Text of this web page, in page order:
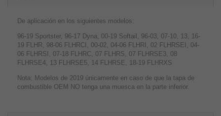
De aplicación en los siguientes modelos:
96-19 Sportster, 96-17 Dyna, 00-19 Softail, 96-03, 07-10, 13, 16-
19 FLHR, 98-06 FLHRCI, 00-02, 04-06 FLHRI, 02 FLHRSEI, 04-
06 FLHRSI, 07-18 FLHRC, 07 FLHRS, 07 FLHRSE3, 08
FLHRSE4, 13 FLHRSE5, 14 FLHRSE, 18-19 FLHRXS
Nota: Modelos de 2019 únicamente en caso de que la tapa de
combustible OEM NO tenga una muesca en la parte inferior.